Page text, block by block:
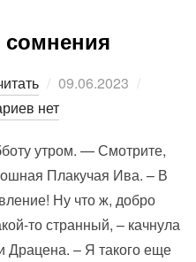
сомнения
Опубликовано
09.06.2023
нет
утром. — Смотрите,
Плакучая Ива. – В
Ну что ж, добро
то странный, – качнула
Драцена. – Я такого еще